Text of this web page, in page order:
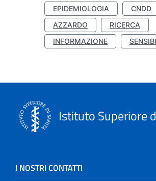
EPIDEMIOLOGIA
CNDD
AZZARDO
RICERCA
INFORMAZIONE
Istituto Superiore
I NOSTRI CONTATTI